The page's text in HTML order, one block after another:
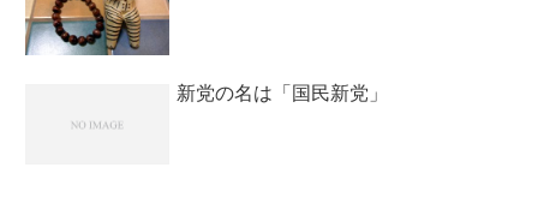
新党の名は「国民新党」